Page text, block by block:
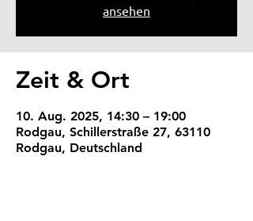
ansehen
Zeit & Ort
10. Aug. 2025, 14:30 – 19:00
Rodgau, Schillerstraße 27, 63110
Rodgau, Deutschland